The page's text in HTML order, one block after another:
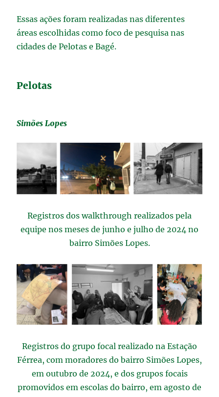
Essas ações foram realizadas nas diferentes
áreas escolhidas como foco de pesquisa nas
cidades de Pelotas e Bagé.
Pelotas
Simões Lopes
Registros dos walkthrough realizados pela
equipe nos meses de junho e julho de 2024 no
bairro Simões Lopes.
Registros do grupo focal realizado na Estação
Férrea, com moradores do bairro Simões Lopes,
em outubro de 2024, e dos grupos focais
promovidos em escolas do bairro, em agosto de